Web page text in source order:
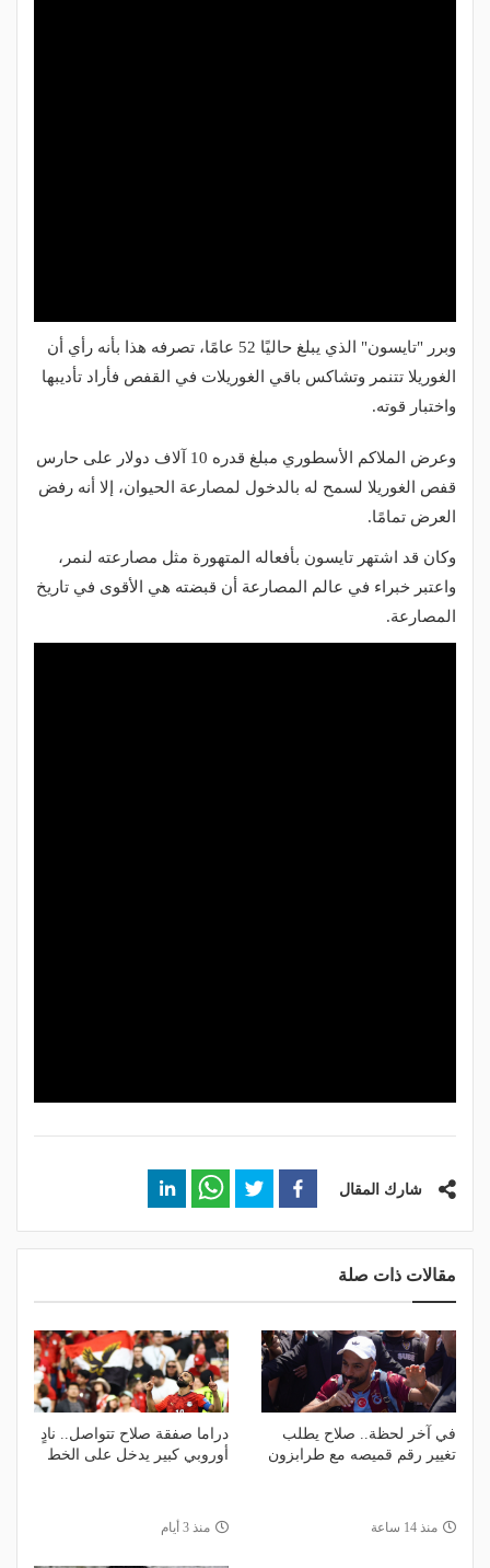
وبرر "تايسون" الذي يبلغ حاليًا 52 عامًا، تصرفه هذا بأنه رأي أن
الغوريلا تتنمر وتشاكس باقي الغوريلات في القفص فأراد تأديبها
واختبار قوته.
وعرض الملاكم الأسطوري مبلغ قدره 10 آلاف دولار على حارس
قفص الغوريلا لسمح له بالدخول لمصارعة الحيوان، إلا أنه رفض
العرض تمامًا.
وكان قد اشتهر تايسون بأفعاله المتهورة مثل مصارعته لنمر،
واعتبر خبراء في عالم المصارعة أن قبضته هي الأقوى في تاريخ
المصارعة.
شارك المقال
مقالات ذات صلة
في آخر لحظة.. صلاح يطلب
تغيير رقم قميصه مع طرابزون
منذ 14 ساعة
دراما صفقة صلاح تتواصل.. نادٍ
أوروبي كبير يدخل على الخط
منذ 3 أيام